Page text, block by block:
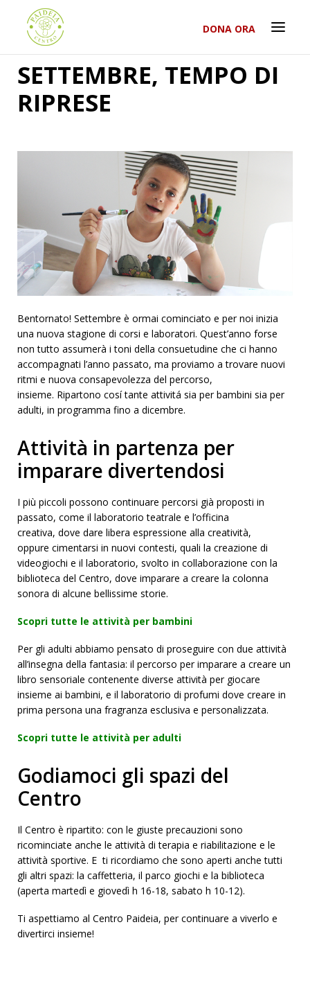
DONA ORA
RICERCA
SETTEMBRE, TEMPO DI
RIPRESE
Bentornato! Settembre è ormai cominciato e per noi inizia
una nuova stagione di corsi e laboratori. Quest’anno forse
non tutto assumerà i toni della consuetudine che ci hanno
accompagnati l’anno passato, ma proviamo a trovare nuovi
ritmi e nuova consapevolezza del percorso,
insieme. Ripartono cosí tante attivitá sia per bambini sia per
adulti, in programma fino a dicembre.
Attività in partenza per
imparare divertendosi
I più piccoli possono continuare percorsi già proposti in
passato, come il laboratorio teatrale e l’officina
creativa, dove dare libera espressione alla creatività,
oppure cimentarsi in nuovi contesti, quali la creazione di
videogiochi e il laboratorio, svolto in collaborazione con la
biblioteca del Centro, dove imparare a creare la colonna
sonora di alcune bellissime storie.
Scopri tutte le attività per bambini
Per gli adulti abbiamo pensato di proseguire con due attività
all’insegna della fantasia: il percorso per imparare a creare un
libro sensoriale contenente diverse attività per giocare
insieme ai bambini, e il laboratorio di profumi dove creare in
prima persona una fragranza esclusiva e personalizzata.
Scopri tutte le attività per adulti
Godiamoci gli spazi del
Centro
Il Centro è ripartito: con le giuste precauzioni sono
ricominciate anche le attività di terapia e riabilitazione e le
attività sportive. E ti ricordiamo che sono aperti anche tutti
gli altri spazi: la caffetteria, il parco giochi e la biblioteca
(aperta martedì e giovedì h 16-18, sabato h 10-12).
Ti aspettiamo al Centro Paideia, per continuare a viverlo e
divertirci insieme!